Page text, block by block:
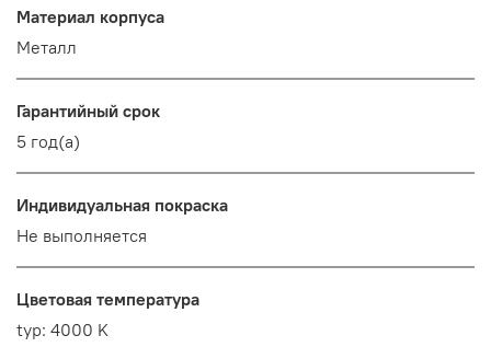
Материал корпуса
Металл
Гарантийный срок
5 год(а)
Индивидуальная покраска
Не выполняется
Цветовая температура
typ: 4000 K